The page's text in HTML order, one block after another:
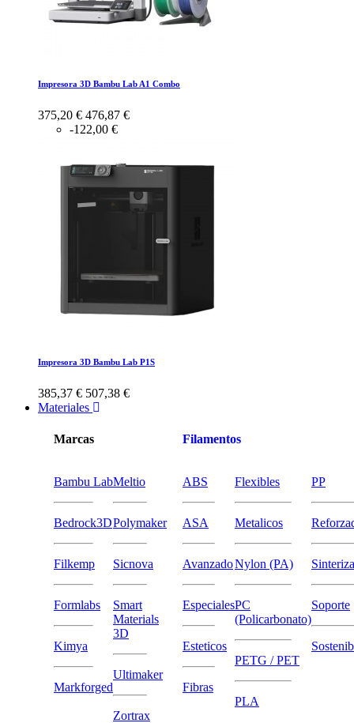
Impresora 3D Bambu Lab A1 Combo
375,20 € 476,87 €
-122,00 €
Impresora 3D Bambu Lab P1S
385,37 € 507,38 €
Materiales
Marcas
Bambu Lab
Bedrock3D
Filkemp
Formlabs
Kimya
Markforged
Meltio
Polymaker
Sicnova
Smart
Materials
3D
Ultimaker
Zortrax
Filamentos
ABS
ASA
Avanzado
Especiales
Esteticos
Fibras
Flexibles
Metalicos
Nylon (PA)
PC
(Policarbonato)
PETG / PET
PLA
PP
Soporte